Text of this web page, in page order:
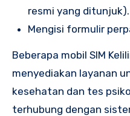
resmi yang ditunjuk).
Mengisi formulir
Beberapa mobil SIM
menyediakan layanan
kesehatan dan tes
terhubung dengan